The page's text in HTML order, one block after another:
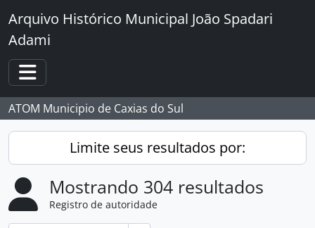
Skip to main content
Arquivo Histórico Municipal João Spadari
Adami
Toggle navigation
ATOM Municipio de Caxias do Sul
Limite seus resultados por:
Mostrando 304 resultados
Registro de autoridade